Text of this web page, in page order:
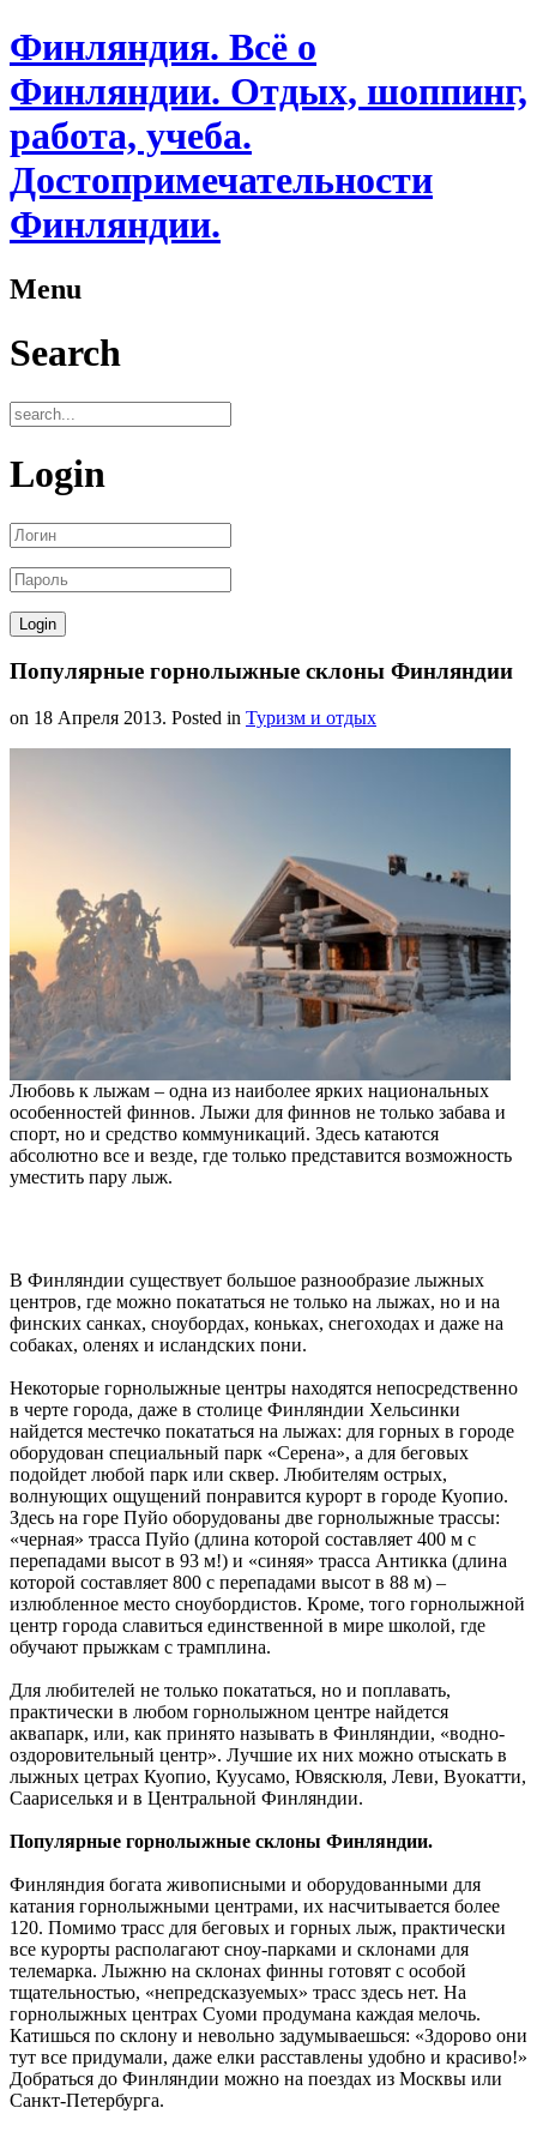
Финляндия. Всё о
Финляндии. Отдых, шоппинг,
работа, учеба.
Достопримечательности
Финляндии.
Menu
Search
Login
Популярные горнолыжные склоны Финляндии
on 18 Апреля 2013. Posted in Туризм и отдых
Любовь к лыжам – одна из наиболее ярких национальных
особенностей финнов. Лыжи для финнов не только забава и
спорт, но и средство коммуникаций. Здесь катаются
абсолютно все и везде, где только представится возможность
уместить пару лыж.
В Финляндии существует большое разнообразие лыжных
центров, где можно покататься не только на лыжах, но и на
финских санках, сноубордах, коньках, снегоходах и даже на
собаках, оленях и исландских пони.
Некоторые горнолыжные центры находятся непосредственно
в черте города, даже в столице Финляндии Хельсинки
найдется местечко покататься на лыжах: для горных в городе
оборудован специальный парк «Серена», а для беговых
подойдет любой парк или сквер. Любителям острых,
волнующих ощущений понравится курорт в городе Куопио.
Здесь на горе Пуйо оборудованы две горнолыжные трассы:
«черная» трасса Пуйо (длина которой составляет 400 м с
перепадами высот в 93 м!) и «синяя» трасса Антикка (длина
которой составляет 800 с перепадами высот в 88 м) –
излюбленное место сноубордистов. Кроме, того горнолыжной
центр города славиться единственной в мире школой, где
обучают прыжкам с трамплина.
Для любителей не только покататься, но и поплавать,
практически в любом горнолыжном центре найдется
аквапарк, или, как принято называть в Финляндии, «водно-
оздоровительный центр». Лучшие их них можно отыскать в
лыжных цетрах Куопио, Куусамо, Ювяскюля, Леви, Вуокатти,
Саариселькя и в Центральной Финляндии.
Популярные горнолыжные склоны Финляндии.
Финляндия богата живописными и оборудованными для
катания горнолыжными центрами, их насчитывается более
120. Помимо трасс для беговых и горных лыж, практически
все курорты располагают сноу-парками и склонами для
телемарка. Лыжню на склонах финны готовят с особой
тщательностью, «непредсказуемых» трасс здесь нет. На
горнолыжных центрах Суоми продумана каждая мелочь.
Катишься по склону и невольно задумываешься: «Здорово они
тут все придумали, даже елки расставлены удобно и красиво!»
Добраться до Финляндии можно на поездах из Москвы или
Санкт-Петербурга.